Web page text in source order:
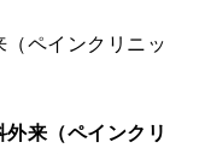
ペインクリニッ
来（ペインクリ